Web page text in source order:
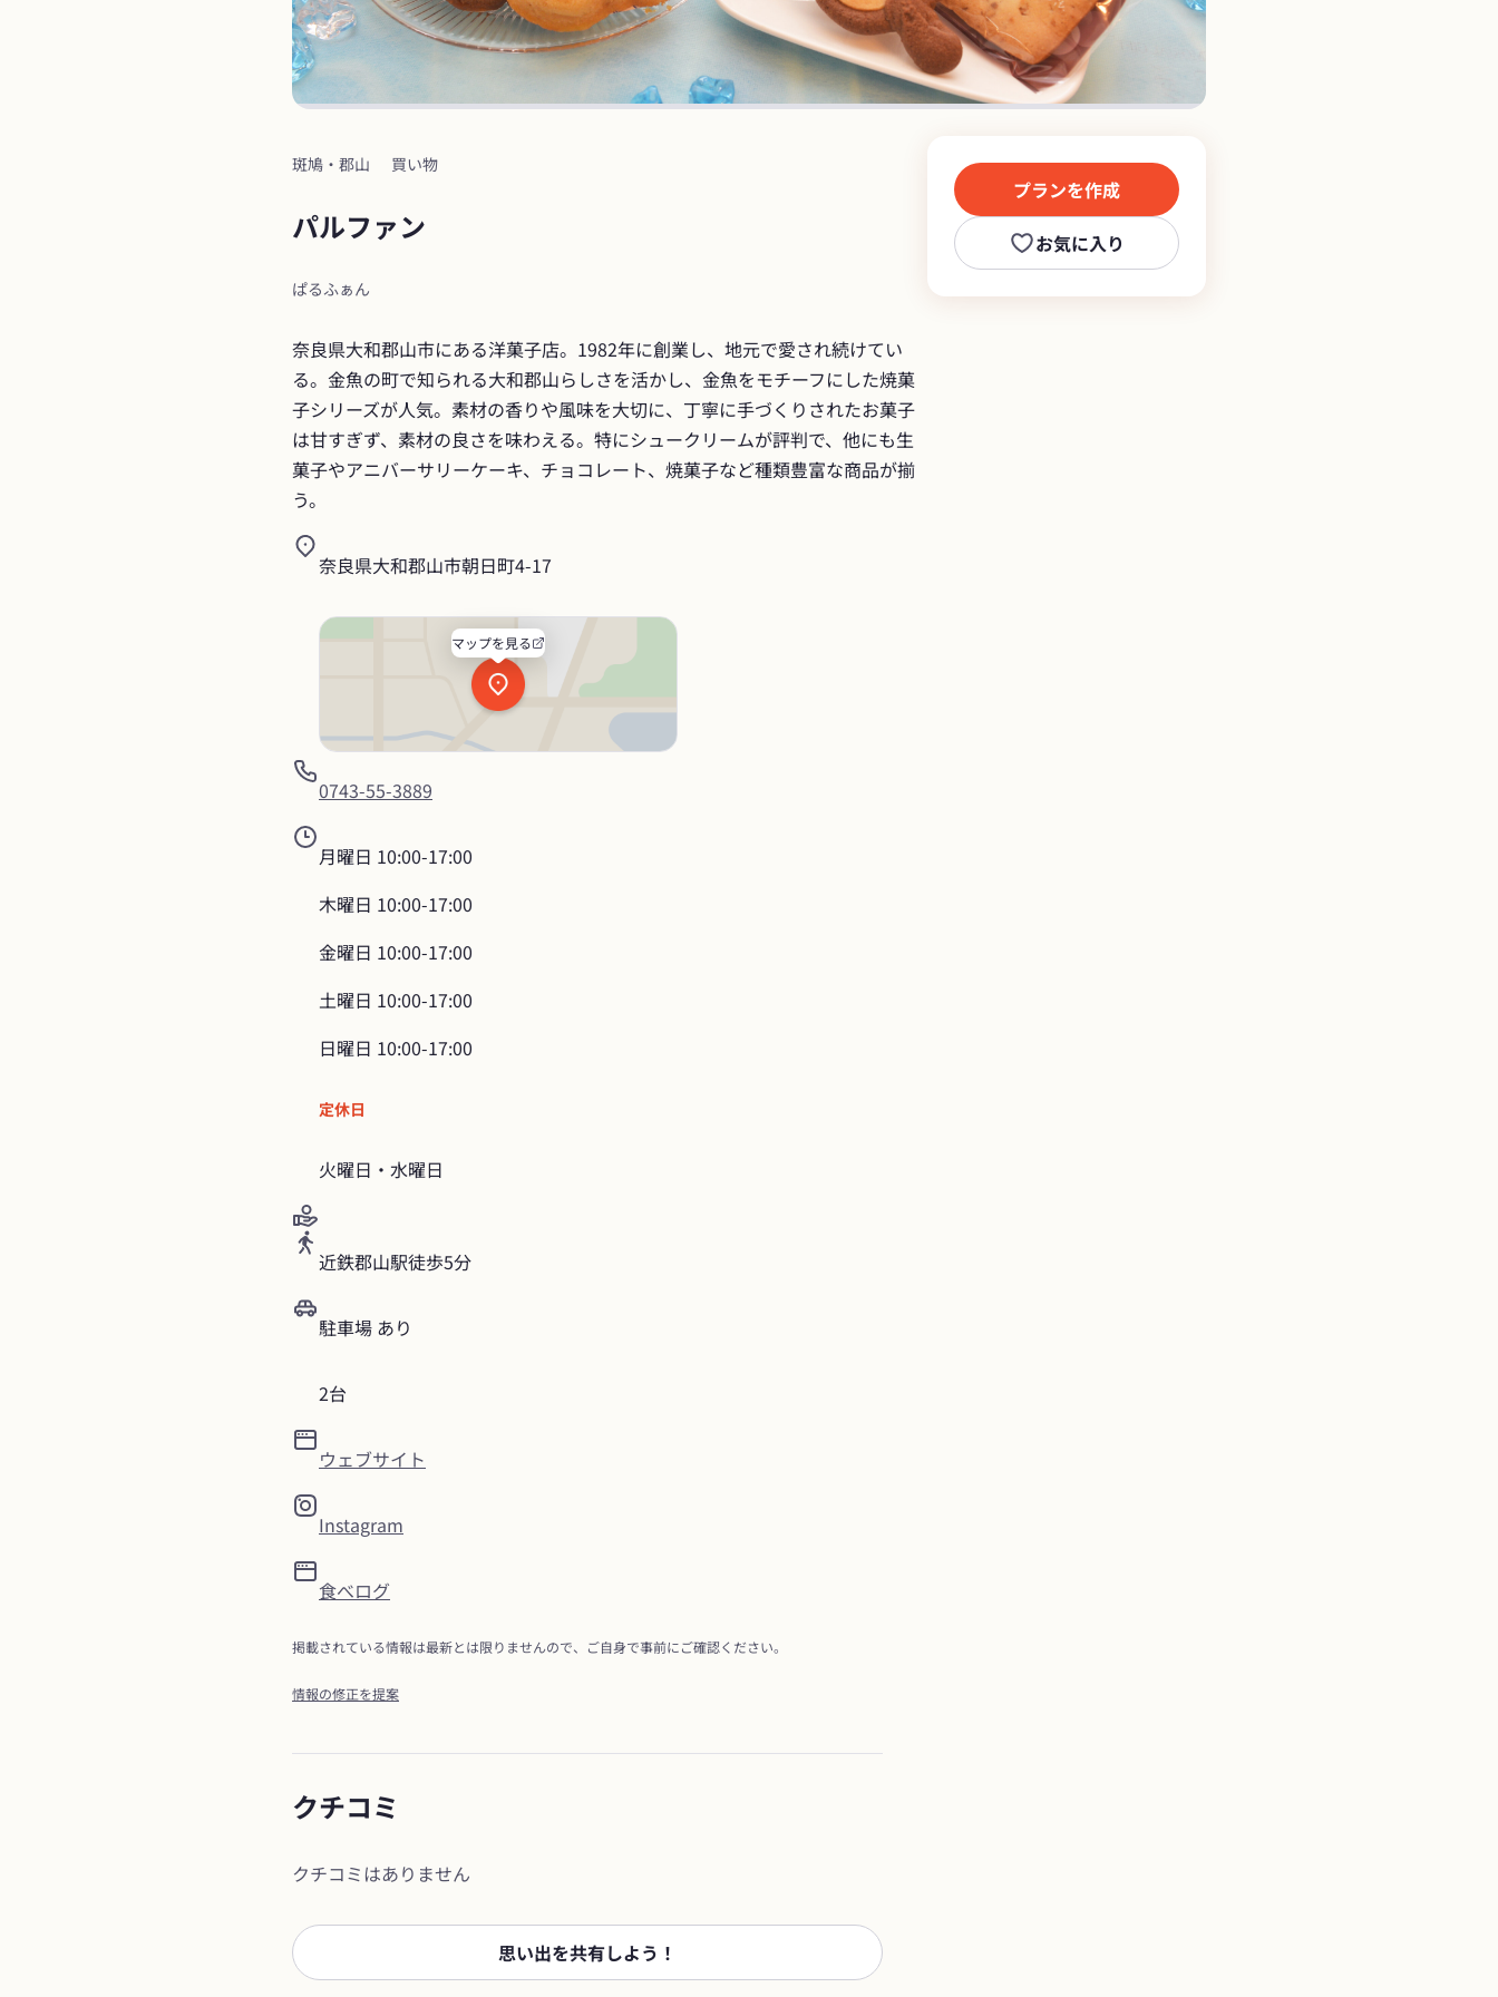
斑鳩・郡山 買い物
パルファン
ぱるふぁん
奈良県大和郡山市にある洋菓子店。1982年に創業し、地元で愛され続けてい
る。金魚の町で知られる大和郡山らしさを活かし、金魚をモチーフにした焼菓
子シリーズが人気。素材の香りや風味を大切に、丁寧に手づくりされたお菓子
は甘すぎず、素材の良さを味わえる。特にシュークリームが評判で、他にも生
菓子やアニバーサリーケーキ、チョコレート、焼菓子など種類豊富な商品が揃
う。
奈良県大和郡山市朝日町4-17
マップを見る
0743-55-3889
月曜日 10:00-17:00
木曜日 10:00-17:00
金曜日 10:00-17:00
土曜日 10:00-17:00
日曜日 10:00-17:00
定休日
火曜日・水曜日
近鉄郡山駅徒歩5分
駐車場 あり
2台
ウェブサイト
Instagram
食べログ
掲載されている情報は最新とは限りませんので、ご自身で事前にご確認ください。
情報の修正を提案
プランを作成
お気に入り
クチコミ
クチコミはありません
思い出を共有しよう！